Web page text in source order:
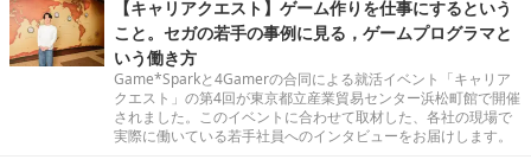
【キャリアクエスト】ゲーム作りを仕事にするという
こと。セガの若手の事例に見る，ゲームプログラマと
いう働き方
Game*Sparkと4Gamerの合同による就活イベント「キャリア
クエスト」の第4回が東京都立産業貿易センター浜松町館で開催
されました。このイベントに合わせて取材した、各社の現場で
実際に働いている若手社員へのインタビューをお届けします。